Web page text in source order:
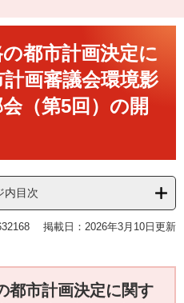
都市計画決定に
画審議会環境影
（第5回）の開
内目次
掲載日：2026年3月10日更新
市計画決定に関す